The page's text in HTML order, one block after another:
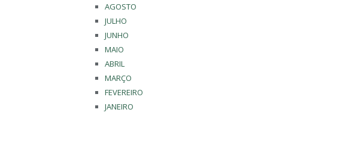
AGOSTO
JULHO
JUNHO
MAIO
ABRIL
MARÇO
FEVEREIRO
JANEIRO